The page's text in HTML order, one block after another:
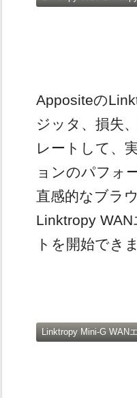
Appositeの
ジッタ、損失
レートして、
ョンのパフォ
直感的なブラ
Linktropy
トを開始でき
Linktropy Mini-G WAN